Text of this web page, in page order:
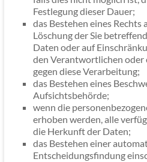
Festlegung dieser Dauer;
das Bestehen eines
Löschung der Sie
Daten oder auf
den Verantwortlichen oder
gegen diese Verarbeitung;
das Bestehen eines
Aufsichtsbehörde;
wenn die
erhoben werden, alle
die Herkunft der Daten;
das Bestehen einer
Entscheidungsfindung